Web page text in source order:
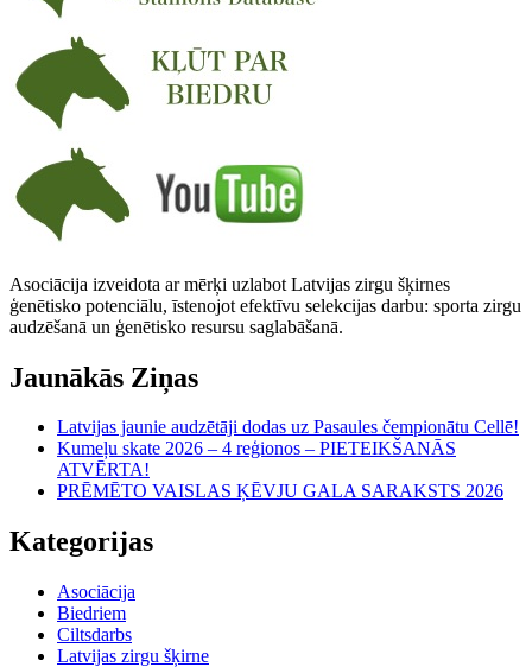
Asociācija izveidota ar mērķi uzlabot Latvijas zirgu šķirnes
ģenētisko potenciālu, īstenojot efektīvu selekcijas darbu: sporta zirgu
audzēšanā un ģenētisko resursu saglabāšanā.
Jaunākās Ziņas
Latvijas jaunie audzētāji dodas uz Pasaules čempionātu Cellē!
Kumeļu skate 2026 – 4 reģionos – PIETEIKŠANĀS
ATVĒRTA!
PRĒMĒTO VAISLAS ĶĒVJU GALA SARAKSTS 2026
Kategorijas
Asociācija
Biedriem
Ciltsdarbs
Latvijas zirgu šķirne